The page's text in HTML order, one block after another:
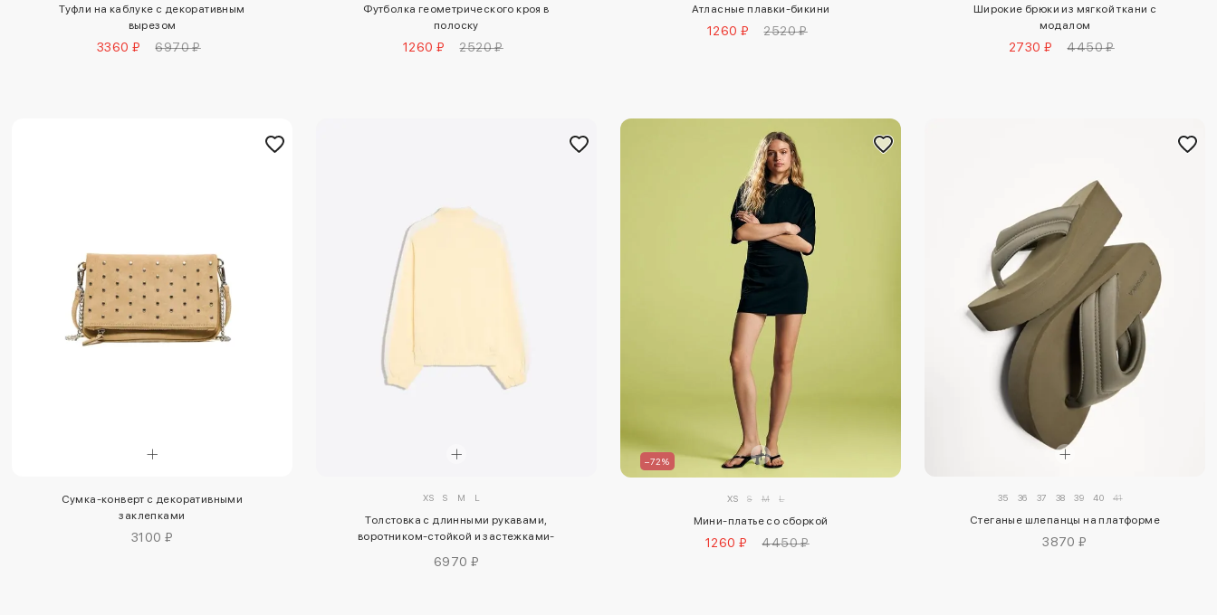
Туфли на каблуке с декоративным
вырезом
3360 ₽ 6970 ₽
Футболка геометрического кроя в
полоску
1260 ₽ 2520 ₽
Атласные плавки-бикини
1260 ₽ 2520 ₽
Широкие брюки из мягкой ткани с
модалом
2730 ₽ 4450 ₽
Сумка-конверт с декоративными
заклепками
3100 ₽
XS S M L
Толстовка с длинными рукавами,
воротником-стойкой и застежками-
6970 ₽
–72%
XS S M L
Мини-платье со сборкой
1260 ₽ 4450 ₽
35 36 37 38 39 40 41
Стеганые шлепанцы на платформе
3870 ₽